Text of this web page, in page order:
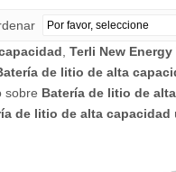
Terli New
de litio de alta
sobre Batería de litio de
de litio de alta capacidad